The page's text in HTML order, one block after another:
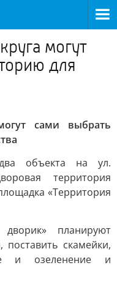
могут
для
сами выбрать
объекта на ул.
территория
«Территория
планируют
скамейки,
и озеленение и